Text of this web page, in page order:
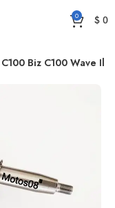
0 $0
Biz C100 Wave Il